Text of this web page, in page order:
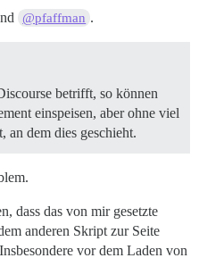
@pfaffman .
betrifft, so können
einspeisen, aber ohne viel
an dem dies geschieht.
dass das von mir gesetzte
anderen Skript zur Seite
vor dem Laden von